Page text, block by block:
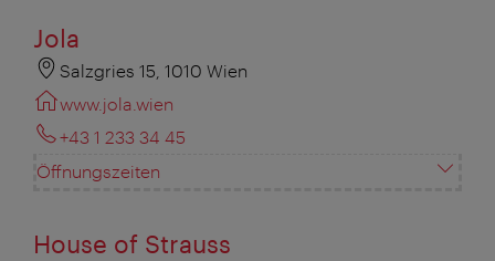
Jola
Salzgries 15, 1010 Wien
www.jola.wien
+43 1 233 34 45
Öffnungszeiten
House of Strauss